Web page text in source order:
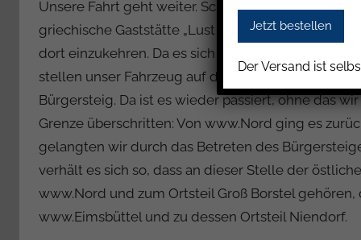
Unsere Fahrt geht weiter. Schon nach wenigen
griechische Gaststätte „Lust auf Griechenland“
dort einzukehren. Da es sich aber auf der rechten
stellen unser Fahrzeug auf der anderen
Bürgersteig. Da ist es wieder passiert, ohne das
Grenze überschritten: Von www.Nord ging es
gelangten wir durch das Betreten des
verhält es sich so, dass an dieser Stelle der
www.Nord und zum Ortsteil Groß Borstel
www.Eimsbüttel und zu dessen Ortsteil Niendorf.
Der Versand ist